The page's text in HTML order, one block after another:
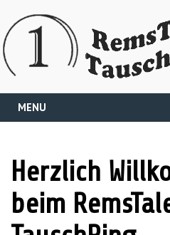
MENU
Herzlich
beim